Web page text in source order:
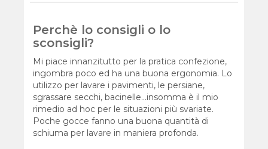
Perchè lo consigli o lo
sconsigli?
Mi piace innanzitutto per la pratica confezione,
ingombra poco ed ha una buona ergonomia. Lo
utilizzo per lavare i pavimenti, le persiane,
sgrassare secchi, bacinelle...insomma è il mio
rimedio ad hoc per le situazioni più svariate.
Poche gocce fanno una buona quantità di
schiuma per lavare in maniera profonda.